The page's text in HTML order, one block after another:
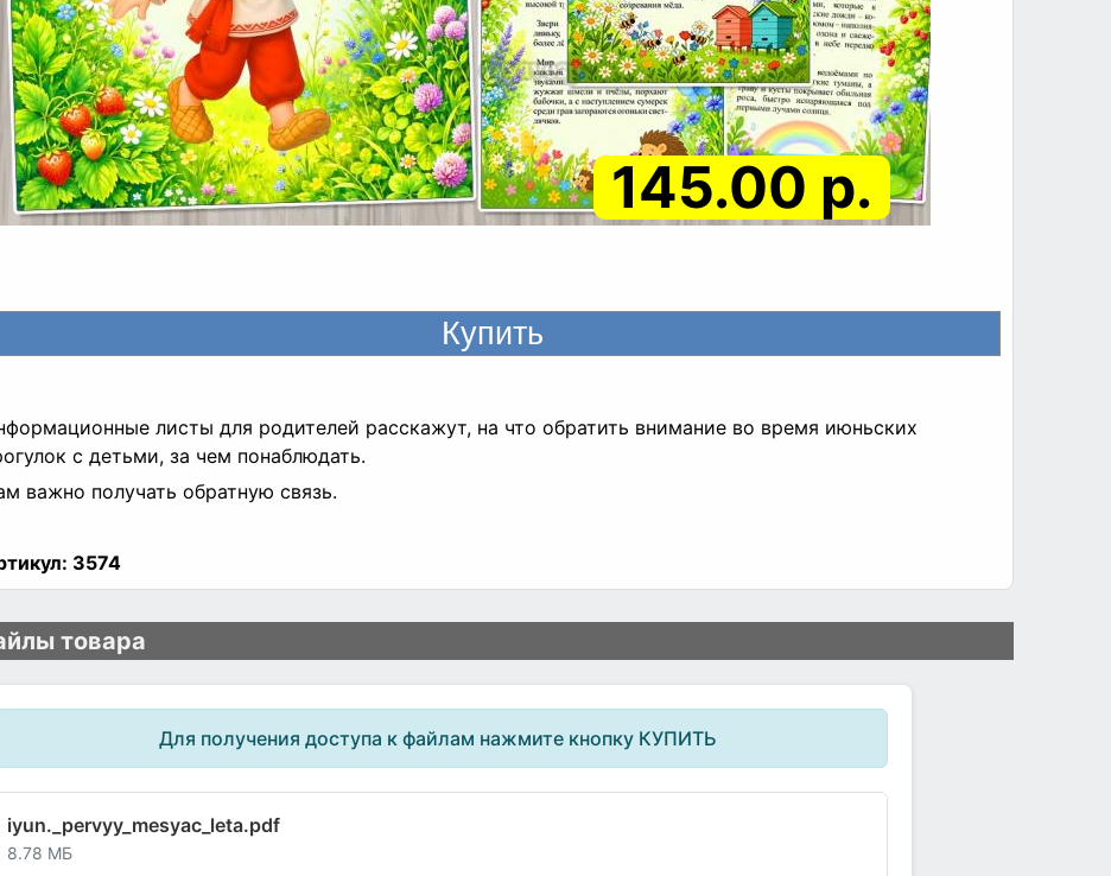
145.00 р.
листы для родителей расскажут, на что обратить внимание во время июньских
с детьми, за чем понаблюдать.
важно получать обратную связь.
3574
товара
Для получения доступа к файлам нажмите кнопку КУПИТЬ
iyun._pervyy_mesyac_leta.pdf
8.78 МБ